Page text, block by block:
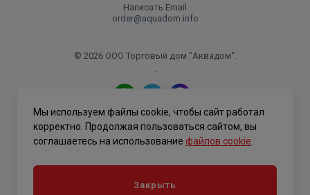
Написать Email
order@aquadom.info
© 2026 ООО Торговый дом "Аквадом".
.
Политика конфиденциальности
Мы используем файлы cookie, чтобы сайт работал
корректно. Продолжая пользоваться сайтом, вы
соглашаетесь на использование файлов cookie
Закрыть